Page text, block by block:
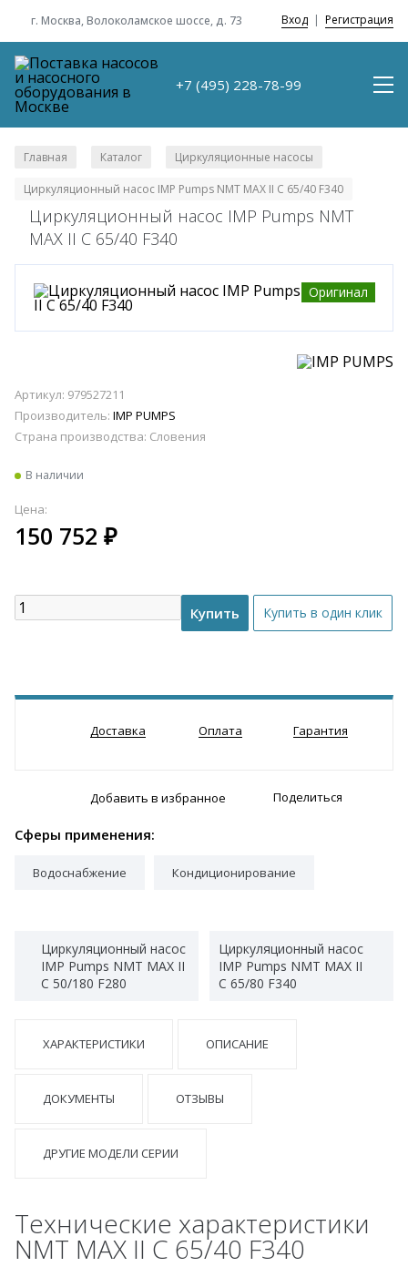
г. Москва, Волоколамское шоссе, д. 73 Вход | Регистрация
+7 (495) 228-78-99
Главная Каталог Циркуляционные насосы
Циркуляционный насос IMP Pumps NMT MAX II C 65/40 F340
Циркуляционный насос IMP Pumps NMT
MAX II C 65/40 F340
Оригинал
Артикул: 979527211
Производитель: IMP PUMPS
Страна производства: Словения
В наличии
Цена:
150 752 ₽
Доставка Оплата Гарантия
Добавить в избранное Поделиться
Сферы применения:
Водоснабжение Кондиционирование
Циркуляционный насос
IMP Pumps NMT MAX II
C 50/180 F280
Циркуляционный насос
IMP Pumps NMT MAX II
C 65/80 F340
ХАРАКТЕРИСТИКИ ОПИСАНИЕ
ДОКУМЕНТЫ ОТЗЫВЫ
ДРУГИЕ МОДЕЛИ СЕРИИ
Технические характеристики
NMT MAX II C 65/40 F340